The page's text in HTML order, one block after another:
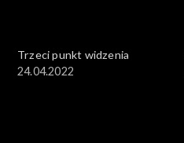
Trzeci punkt widzenia
24.04.2022